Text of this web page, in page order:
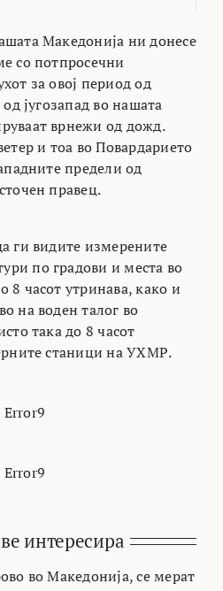
Македонија ни донесе
со потпросечни
за овој период од
југозапад во нашата
врнежи од дожд.
и тоа во Повардарието
предели од
правец.
ги видите измерените
по градови и места во
8 часот утринава, како и
на воден талог во
така до 8 часот
станици на УХМР.
Error9
Error9
интересира